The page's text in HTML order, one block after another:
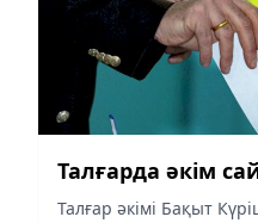
Талғарда әкім
Талғaр әкімі Бақыт